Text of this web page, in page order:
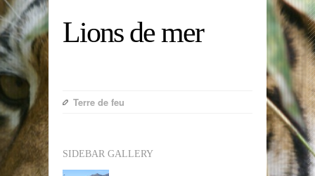
Lions de mer
Terre de feu
SIDEBAR GALLERY